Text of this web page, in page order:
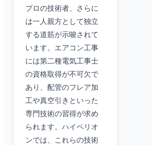
プロの技術者、さらに
は一人親方として独立
する道筋が示唆されて
います。エアコン工事
には第二種電気工事士
の資格取得が不可欠で
あり、配管のフレア加
工や真空引きといった
専門技術の習得が求め
られます。ハイペリオ
ンでは、これらの技術